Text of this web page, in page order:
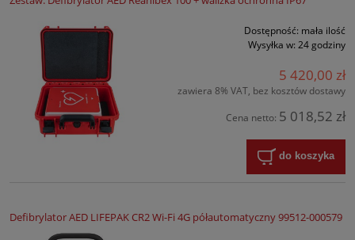
Dostępność: mała ilość
Wysyłka w: 24 godziny
5 420,00 zł
zawiera 8% VAT, bez kosztów dostawy
Cena netto: 5 018,52 zł
do koszyka
Defibrylator AED LIFEPAK CR2 Wi-Fi 4G półautomatyczny 99512-000579